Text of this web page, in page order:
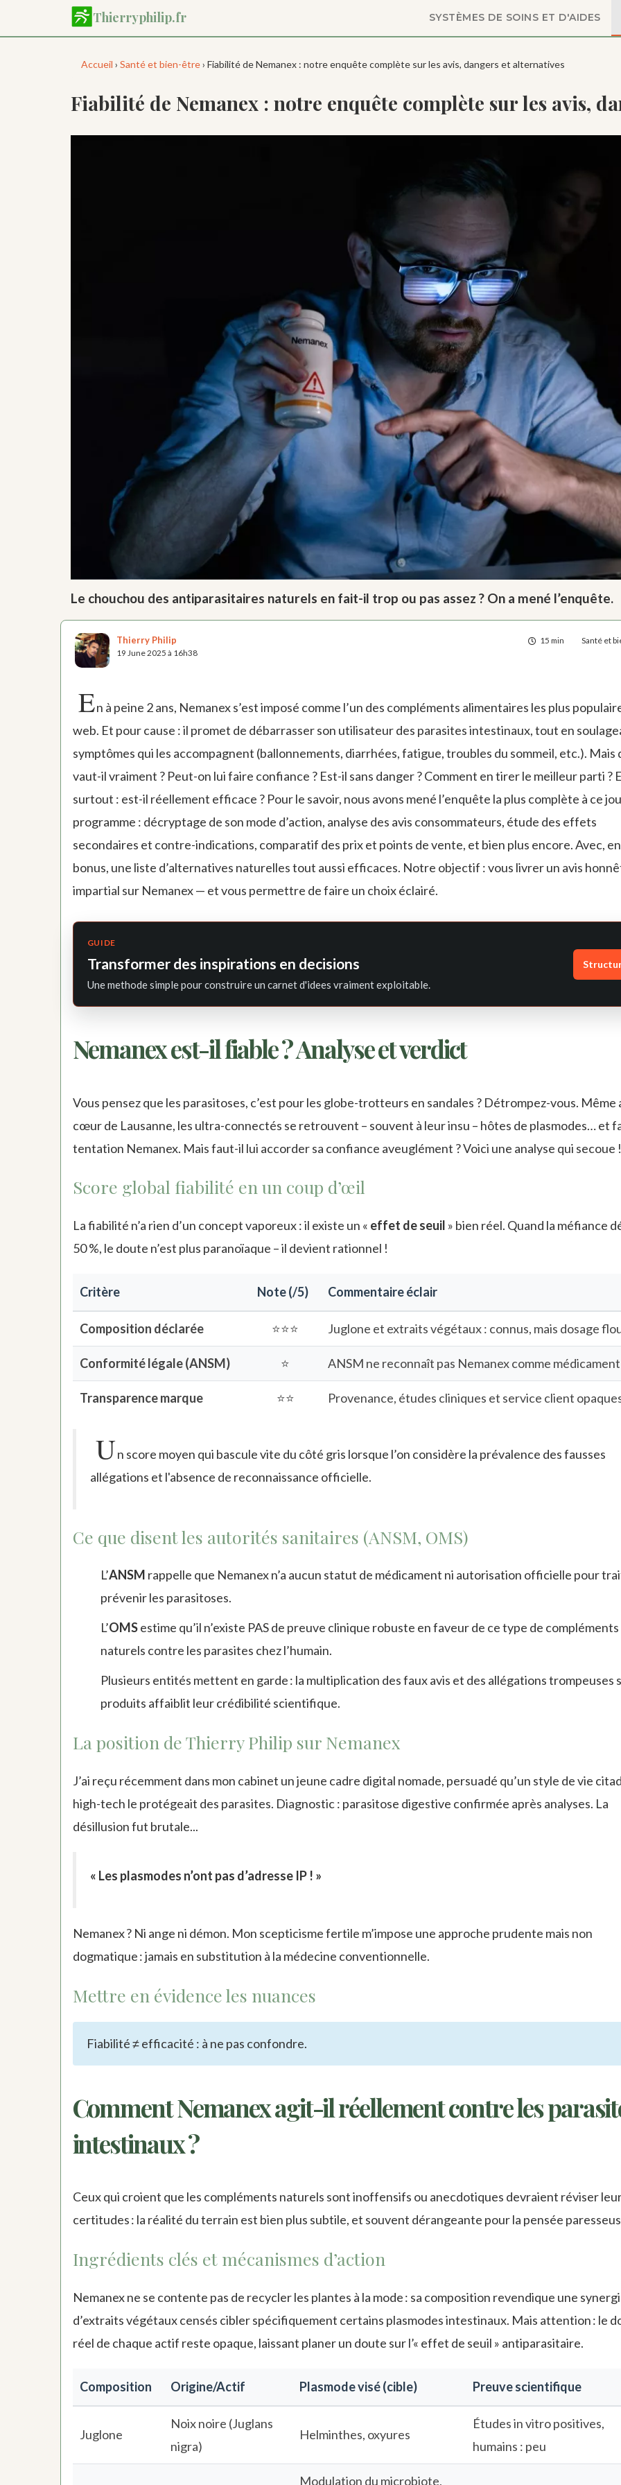
contenu
Thierryphilip.fr SYSTÈMES DE SOINS ET D'AIDES
Accueil › Santé et bien-être› Fiabilité de Nemanex : notre enquête complète sur les avis, dangers et alternatives
Fiabilité de Nemanex : notre enquête complète sur les avis,
Le chouchou des antiparasitaires naturels en fait-il trop ou pas assez ? On a mené l’enquête.
15 min Santé et
Thierry Philip
19 June 2025 à 16h38
En à peine 2 ans, Nemanex s’est imposé comme l’un des compléments alimentaires les plus
web. Et pour cause : il promet de débarrasser son utilisateur des parasites intestinaux, tout en
symptômes qui les accompagnent (ballonnements, diarrhées, fatigue, troubles du sommeil, etc.). Mais
vaut-il vraiment ? Peut-on lui faire confiance ? Est-il sans danger ? Comment en tirer le meilleur parti ?
surtout : est-il réellement efficace ? Pour le savoir, nous avons mené l’enquête la plus complète à ce
programme : décryptage de son mode d’action, analyse des avis consommateurs, étude des effets
secondaires et contre-indications, comparatif des prix et points de vente, et bien plus encore. Avec, en
bonus, une liste d’alternatives naturelles tout aussi efficaces. Notre objectif : vous livrer un avis
impartial sur Nemanex — et vous permettre de faire un choix éclairé.
GUIDE
Transformer des inspirations en decisions
Une methode simple pour construire un carnet d'idees vraiment exploitable.
Nemanex est-il fiable ? Analyse et verdict
Vous pensez que les parasitoses, c’est pour les globe-trotteurs en sandales ? Détrompez-vous. Même
cœur de Lausanne, les ultra-connectés se retrouvent – souvent à leur insu – hôtes de plasmodes… et
tentation Nemanex. Mais faut-il lui accorder sa confiance aveuglément ? Voici une analyse qui secoue !
Score global fiabilité en un coup d’œil
La fiabilité n’a rien d’un concept vaporeux : il existe un « effet de seuil » bien réel. Quand la méfiance
50 %, le doute n’est plus paranoïaque – il devient rationnel !
Critère Note (/5) Commentaire éclair
Composition déclarée ⭐⭐⭐ Juglone et extraits végétaux : connus, mais dosage
Conformité légale (ANSM) ⭐ ANSM ne reconnaît pas Nemanex comme médicament
Transparence marque ⭐⭐ Provenance, études cliniques et service client
Un score moyen qui bascule vite du côté gris lorsque l’on considère la prévalence des fausses
allégations et l'absence de reconnaissance officielle.
Ce que disent les autorités sanitaires (ANSM, OMS)
L’ANSM rappelle que Nemanex n’a aucun statut de médicament ni autorisation officielle pour
prévenir les parasitoses.
L’OMSestime qu’il n’existe PAS de preuve clinique robuste en faveur de ce type de compléments
naturels contre les parasites chez l’humain.
Plusieurs entités mettent en garde : la multiplication des faux avis et des allégations trompeuses
produits affaiblit leur crédibilité scientifique.
La position de Thierry Philip sur Nemanex
J’ai reçu récemment dans mon cabinet un jeune cadre digital nomade, persuadé qu’un style de vie
high-tech le protégeait des parasites. Diagnostic : parasitose digestive confirmée après analyses. La
désillusion fut brutale...
« Les plasmodes n’ont pas d’adresse IP ! »
Nemanex ? Ni ange ni démon. Mon scepticisme fertile m’impose une approche prudente mais non
dogmatique : jamais en substitution à la médecine conventionnelle.
Mettre en évidence les nuances
Fiabilité ≠ efficacité : à ne pas confondre.
Comment Nemanex agit-il réellement contre les
intestinaux ?
Ceux qui croient que les compléments naturels sont inoffensifs ou anecdotiques devraient réviser
certitudes : la réalité du terrain est bien plus subtile, et souvent dérangeante pour la pensée
Ingrédients clés et mécanismes d’action
Nemanex ne se contente pas de recycler les plantes à la mode : sa composition revendique une
d’extraits végétaux censés cibler spécifiquement certains plasmodes intestinaux. Mais attention : le
réel de chaque actif reste opaque, laissant planer un doute sur l’« effet de seuil » antiparasitaire.
Composition Origine/Actif Plasmode visé (cible) Preuve scientifique
Juglone
Noix noire (Juglans
nigra)
Helminthes, oxyures
Études in vitro positives,
humains : peu
Modulation du microbiote,